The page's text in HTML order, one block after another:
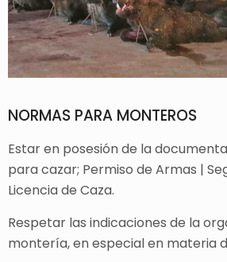
NORMAS PARA MONTEROS
Estar en posesión de la
para cazar; Permiso de Armas |
Licencia de Caza.
Respetar las indicaciones de la
montería, en especial en materia